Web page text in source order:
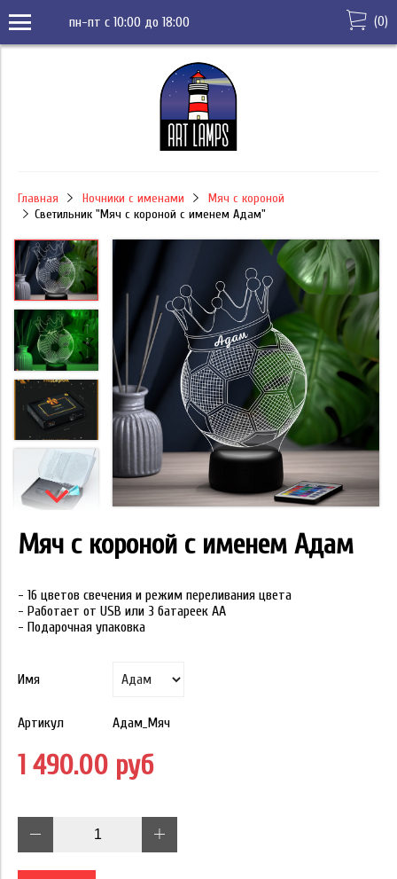
пн-пт с 10:00 до 18:00 (0)
Главная Ночники с именами
Мяч с короной
Светильник "Мяч с короной с именем Адам"
Мяч с короной с именем Адам
- 16 цветов свечения и режим переливания цвета
- Работает от USB или 3 батареек АА
- Подарочная упаковка
Имя
Артикул Адам_Мяч
1 490.00 руб